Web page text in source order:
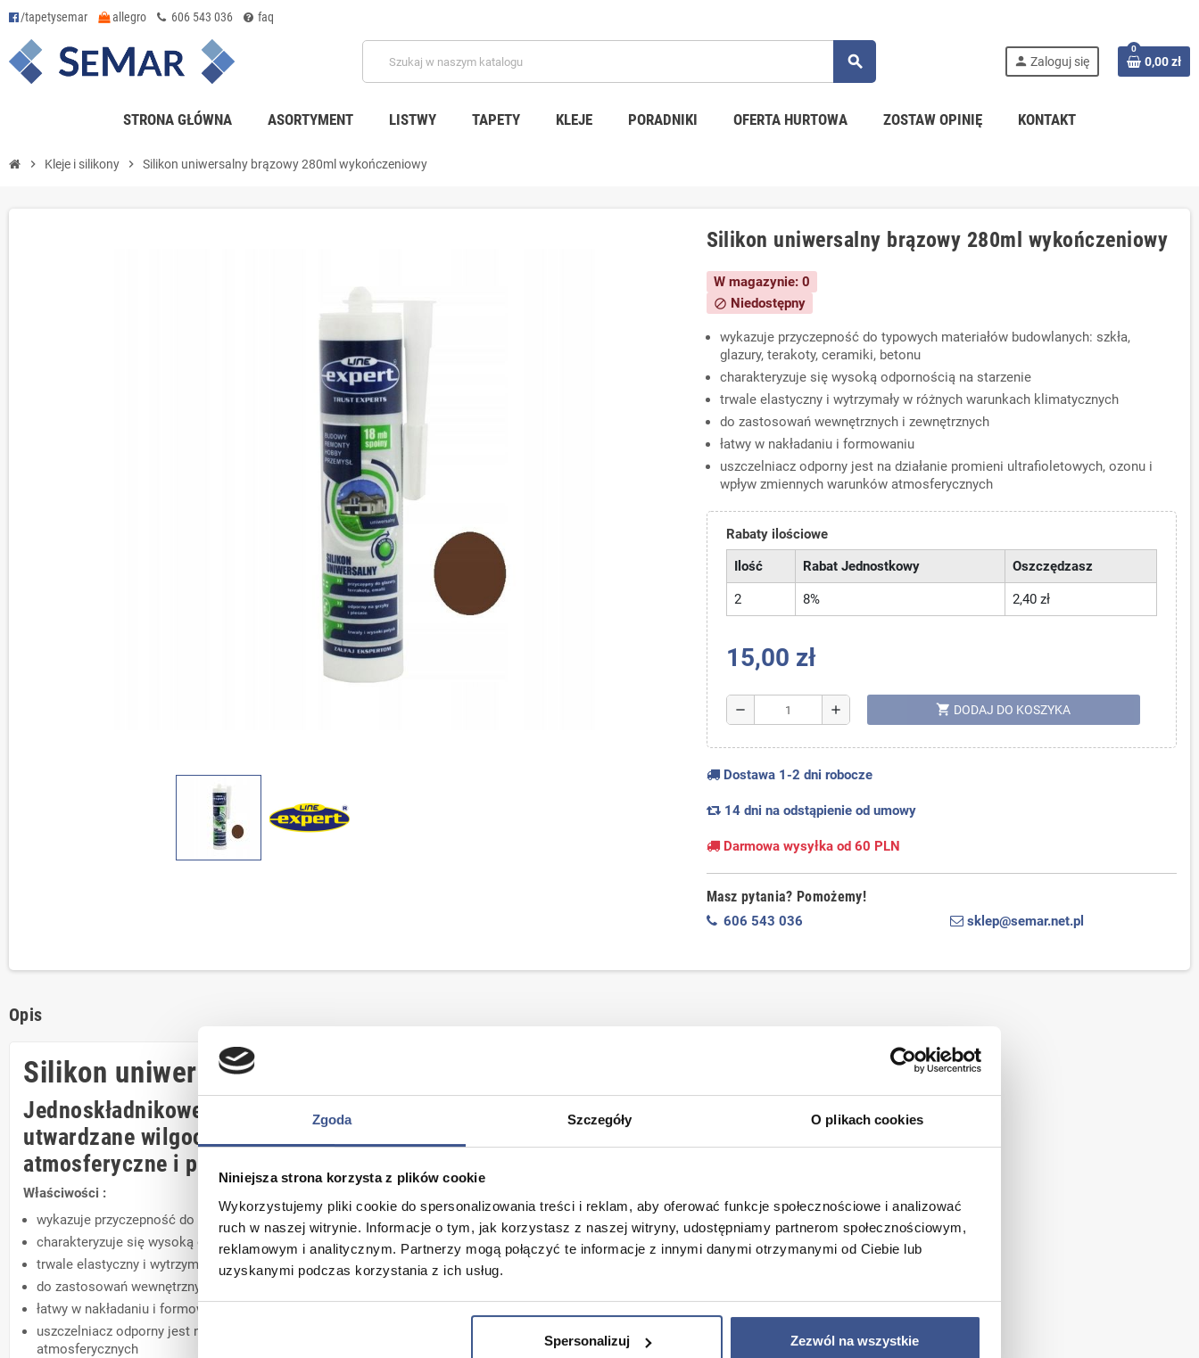
Zgoda Szczegóły O plikach cookies
Niniejsza strona korzysta z plików cookie
Wykorzystujemy pliki cookie do spersonalizowania treści i reklam, aby oferować funkcje społecznościowe i analizować
ruch w naszej witrynie. Informacje o tym, jak korzystasz z naszej witryny, udostępniamy partnerom społecznościowym,
reklamowym i analitycznym. Partnerzy mogą połączyć te informacje z innymi danymi otrzymanymi od Ciebie lub
uzyskanymi podczas korzystania z ich usług.
Spersonalizuj Zezwól na wszystkie
/tapetysemar allegro 606 543 036 faq
search person Zaloguj się
0
0,00 zł
STRONA GŁÓWNA ASORTYMENT LISTWY TAPETY KLEJE PORADNIKI OFERTA HURTOWA ZOSTAW OPINIĘ KONTAKT
chevron_right Kleje i silikony chevron_right Silikon uniwersalny brązowy 280ml wykończeniowy
Silikon uniwersalny brązowy 280ml wykończeniowy
W magazynie: 0
block Niedostępny
wykazuje przyczepność do typowych materiałów budowlanych: szkła,
glazury, terakoty, ceramiki, betonu
charakteryzuje się wysoką odpornością na starzenie
trwale elastyczny i wytrzymały w różnych warunkach klimatycznych
do zastosowań wewnętrznych i zewnętrznych
łatwy w nakładaniu i formowaniu
uszczelniacz odporny jest na działanie promieni ultrafioletowych, ozonu i
wpływ zmiennych warunków atmosferycznych
Rabaty ilościowe
Ilość
Rabat Jednostkowy Oszczędzasz
2 8% 2,40 zł
15,00 zł
remove add shopping_cart DODAJ DO KOSZYKA
Dostawa 1-2 dni robocze
14 dni na odstąpienie od umowy
Darmowa wysyłka od 60 PLN
Masz pytania? Pomożemy!
606 543 036 sklep@semar.net.pl
Opis
Silikon uniwersalny EXPERT LINE brązowy
Jednoskładnikowe szczeliwo silikonowe o wysokiej elastyczności,
utwardzane wilgocią z powietrza, odporne na zmienne warunki
atmosferyczne i promieniowanie UV
Właściwości :
wykazuje przyczepność do typowych materiałów budowlanych: szkła, glazury, terakoty, ceramiki, betonu
charakteryzuje się wysoką odpornością na starzenie
trwale elastyczny i wytrzymały w różnych warunkach klimatycznych
do zastosowań wewnętrznych i zewnętrznych
łatwy w nakładaniu i formowaniu
uszczelniacz odporny jest na działanie promieni ultrafioletowych, ozonu i wpływ zmiennych warunków
atmosferycznych